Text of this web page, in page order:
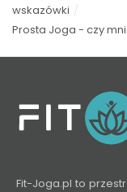
wskazówki
Prosta Joga - czy
Fit-Joga.pl to